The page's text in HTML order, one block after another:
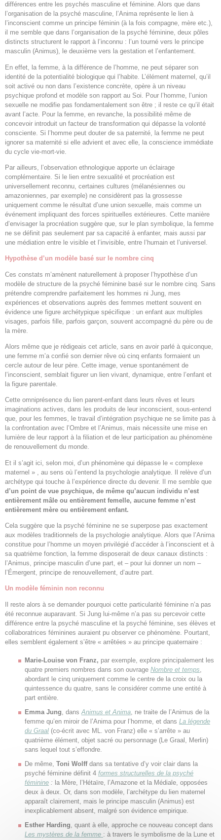
différences entre les psychés masculine et féminine. Alors que dans
l’organisation de la psyché masculine, l’Anima représente le lien à
l’inconscient comme un principe féminin (à la fois compagne, mère etc.),
il me semble que dans l’organisation de la psyché féminine, deux pôles
distincts structurent le rapport à l’inconnu : l’un tourné vers le principe
masculin (Animus), le deuxième vers la gestation et l’enfantement.
En effet, la femme, à la différence de l’homme, ne peut séparer son
identité de la potentialité biologique qui l’habite. L’élément maternel, qu’il
soit activé ou non dans l’existence concrète, opère à un niveau
psychique profond et modèle son rapport au Soi. Pour l’homme, l’union
sexuelle ne modifie pas fondamentalement son être ; il reste ce qu’il était
avant l’acte. Pour la femme, en revanche, la possibilité même de
concevoir introduit un facteur de transformation qui dépasse la volonté
consciente. Si l’homme peut douter de sa paternité, la femme ne peut
ignorer sa maternité si elle advient et avec elle, la conscience immédiate
du cycle vie-mort-vie.
Par ailleurs, l’observation ethnologique apporte un éclairage
complémentaire. Si le lien entre sexualité et procréation est
universellement reconnu, certaines cultures (mélanésiennes ou
amazoniennes, par exemple) ne considèrent pas la grossesse
uniquement comme le résultat d’une union sexuelle, mais comme un
événement impliquant des forces spirituelles extérieures. Cette manière
d’envisager la procréation suggère que, sur le plan symbolique, la femme
ne se définit pas seulement par sa capacité à enfanter, mais aussi par
une médiation entre le visible et l’invisible, entre l’humain et l’universel.
Hypothèse d’un modèle basé sur le nombre cinq
Ces constats m’amènent naturellement à proposer l’hypothèse d’un
modèle de structure de la psyché féminine basé sur le nombre cinq. Sans
prétendre comprendre parfaitement les hommes ni Jung, mes
expériences et observations auprès des femmes mettent souvent en
évidence une figure archétypique spécifique : un enfant aux multiples
visages, parfois fille, parfois garçon, souvent accompagné du père ou de
la mère.
Alors même que je rédigeais cet article, sans en avoir parlé à quiconque,
une femme m’a confié son dernier rêve où cinq enfants formaient un
cercle autour de leur père. Cette image, venue spontanément de
l’inconscient, semblait figurer un lien vivant, dynamique, entre l’enfant et
la figure parentale.
Cette omniprésence du lien parent-enfant dans leurs rêves et leurs
imaginations actives, dans les produits de leur inconscient, sous-entend
que, pour les femmes, le travail d’intégration psychique ne se limite pas à
la confrontation avec l’Ombre et l’Animus, mais nécessite une mise en
lumière de leur rapport à la filiation et de leur participation au phénomène
de renouvellement du monde.
Et il s’agit ici, selon moi, d’un phénomène qui dépasse le « complexe
maternel » , au sens où l’entend la psychologie analytique. Il relève d’un
archétype qui touche à l’expérience directe du devenir. Il me semble que
d’un point de vue psychique, de même qu’aucun individu n’est
entièrement mâle ou entièrement femelle, aucune femme n’est
entièrement mère ou entièrement enfant.
Cela suggère que la psyché féminine ne se superpose pas exactement
aux modèles traditionnels de la psychologie analytique. Alors que l’Anima
constitue pour l’homme un moyen privilégié d’accéder à l’inconscient et à
sa quatrième fonction, la femme disposerait de deux canaux distincts :
l’Animus, principe masculin d’une part, et – pour lui donner un nom –
l’Émergent, principe de renouvellement, d’autre part.
Un modèle féminin non reconnu
Il reste alors à se demander pourquoi cette particularité féminine n’a pas
été reconnue auparavant. Si Jung lui-même n’a pas su percevoir cette
différence entre la psyché masculine et la psyché féminine, ses élèves et
collaboratrices féminines auraient pu observer ce phénomène. Pourtant,
elles semblent également s’être « arrêtées » au principe quaternaire :
Marie-Louise von Franz, par exemple, explore principalement les
quatre premiers nombres dans son ouvrage Nombre et temps
abordant le cinq uniquement comme le centre de la croix ou la
quintessence du quatre, sans le considérer comme une entité à
part entière.
Emma Jung , dans Animus et Anima , ne traite de l’Animus de la
femme qu’en miroir de l’Anima pour l’homme, et dans La légende
du Graal (co-écrit avec ML. von Franz) elle « s’arrête » au
quatrième élément, objet sacré ou personnage (Le Graal, Merlin)
sans lequel tout s’effondre.
De même, Toni Wolff dans sa tentative d’y voir clair dans la
psyché féminine définit 4 formes structurelles de la psyché
féminine : la Mère, l’Hétaïre, l’Amazone et la Médiale, opposées
deux à deux. Or, dans son modèle, l’archétype du lien maternel
apparaît clairement, mais le principe masculin (Animus) est
inexplicablement absent, malgré son évidence empirique.
Esther Harding , quant à elle, approche ce nouveau concept dans
Les mystères de la femme : à travers le symbolisme de la Lune et